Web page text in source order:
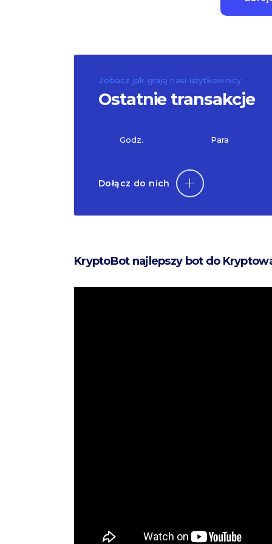
Zobacz jak grają nasi użytkownicy
Ostatnie transakcje
Godz. Para
Dołącz do nich
KryptoBot najlepszy bot do